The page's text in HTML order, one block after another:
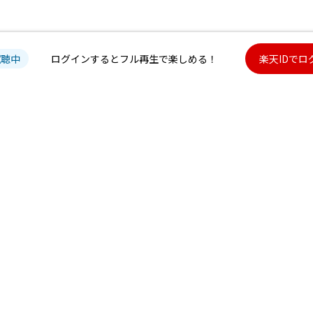
中 ログインするとフル再生で楽しめる！ 楽天IDでロ